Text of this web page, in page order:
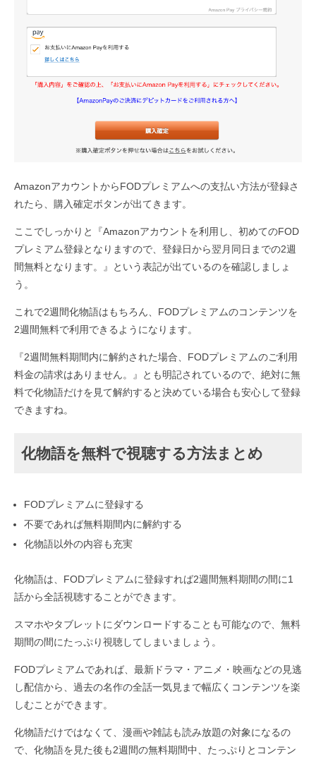
AmazonアカウントからFODプレミアムへの支払い方法が登録さ
れたら、購入確定ボタンが出てきます。
ここでしっかりと『Amazonアカウントを利用し、初めてのFOD
プレミアム登録となりますので、登録日から翌月同日までの2週
間無料となります。』という表記が出ているのを確認しましょ
う。
これで2週間化物語はもちろん、FODプレミアムのコンテンツを
2週間無料で利用できるようになります。
『2週間無料期間内に解約された場合、FODプレミアムのご利用
料金の請求はありません。』とも明記されているので、絶対に無
料で化物語だけを見て解約すると決めている場合も安心して登録
できますね。
化物語を無料で視聴する方法まとめ
FODプレミアムに登録する
不要であれば無料期間内に解約する
化物語以外の内容も充実
化物語は、FODプレミアムに登録すれば2週間無料期間の間に1
話から全話視聴することができます。
スマホやタブレットにダウンロードすることも可能なので、無料
期間の間にたっぷり視聴してしまいましょう。
FODプレミアムであれば、最新ドラマ・アニメ・映画などの見逃
し配信から、過去の名作の全話一気見まで幅広くコンテンツを楽
しむことができます。
化物語だけではなくて、漫画や雑誌も読み放題の対象になるの
で、化物語を見た後も2週間の無料期間中、たっぷりとコンテン